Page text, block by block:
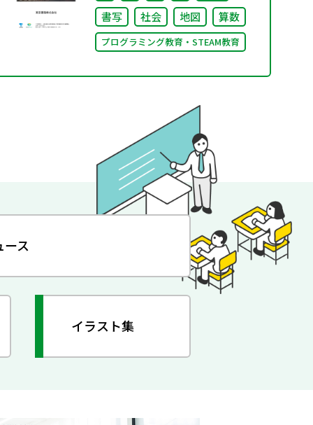
書写
社会 地図 算数
プログラミング教育・STEAM教育
ース
イラスト集